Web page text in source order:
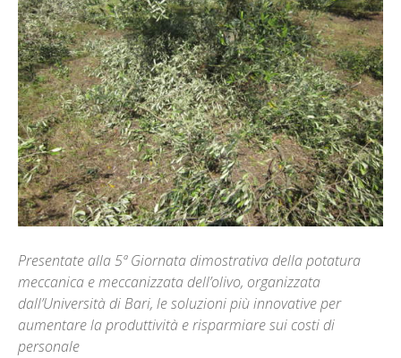
Presentate alla 5ª Giornata dimostrativa della potatura
meccanica e meccanizzata dell’olivo, organizzata
dall’Università di Bari, le soluzioni più innovative per
aumentare la produttività e risparmiare sui costi di
personale